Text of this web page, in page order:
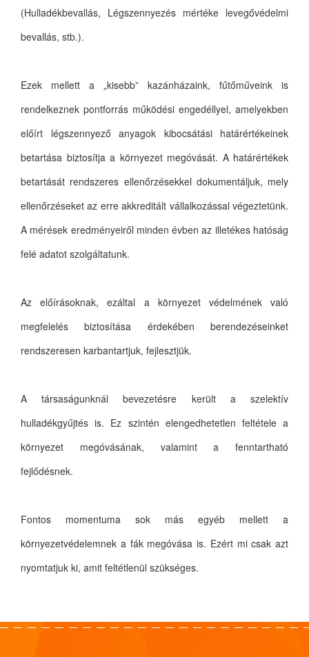
(Hulladékbevallás, Légszennyezés mértéke levegővédelmi
bevallás, stb.).
Ezek mellett a „kisebb” kazánházaink, fűtőműveink is
rendelkeznek pontforrás működési engedéllyel, amelyekben
előírt légszennyező anyagok kibocsátási határértékeinek
betartása biztosítja a környezet megóvását. A határértékek
betartását rendszeres ellenőrzésekkel dokumentáljuk, mely
ellenőrzéseket az erre akkreditált vállalkozással végeztetünk.
A mérések eredményeiről minden évben az illetékes hatóság
felé adatot szolgáltatunk.
Az előírásoknak, ezáltal a környezet védelmének való
megfelelés biztosítása érdekében berendezéseinket
rendszeresen karbantartjuk, fejlesztjük.
A társaságunknál bevezetésre került a szelektív
hulladékgyűjtés is. Ez szintén elengedhetetlen feltétele a
környezet megóvásának, valamint a fenntartható
fejlődésnek.
Fontos momentuma sok más egyéb mellett a
környezetvédelemnek a fák megóvása is. Ezért mi csak azt
nyomtatjuk ki, amit feltétlenül szükséges.